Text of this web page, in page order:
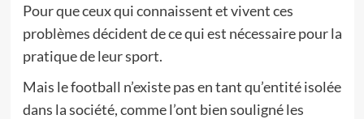
Pour que ceux qui connaissent et vivent ces
problèmes décident de ce qui est nécessaire pour la
pratique de leur sport.
Mais le football n’existe pas en tant qu’entité isolée
dans la société, comme l’ont bien souligné les